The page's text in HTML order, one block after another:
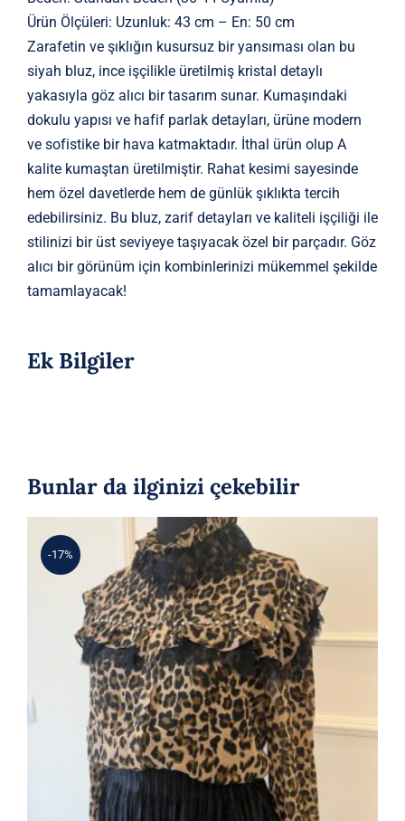
Ürün Ölçüleri: Uzunluk: 43 cm – En: 50 cm
Zarafetin ve şıklığın kusursuz bir yansıması olan bu
siyah bluz, ince işçilikle üretilmiş kristal detaylı
yakasıyla göz alıcı bir tasarım sunar. Kumaşındaki
dokulu yapısı ve hafif parlak detayları, ürüne modern
ve sofistike bir hava katmaktadır. İthal ürün olup A
kalite kumaştan üretilmiştir. Rahat kesimi sayesinde
hem özel davetlerde hem de günlük şıklıkta tercih
edebilirsiniz. Bu bluz, zarif detayları ve kaliteli işçiliği ile
stilinizi bir üst seviyeye taşıyacak özel bir parçadır. Göz
alıcı bir görünüm için kombinlerinizi mükemmel şekilde
tamamlayacak!
Ek Bilgiler
Bunlar da ilginizi çekebilir
-17%